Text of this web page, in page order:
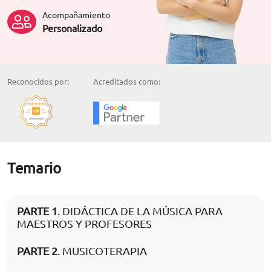
Acompañamiento
Personalizado
Reconocidos por: Acreditados como:
Temario
PARTE 1. DIDÁCTICA DE LA MÚSICA PARA
MAESTROS Y PROFESORES
PARTE 2. MUSICOTERAPIA